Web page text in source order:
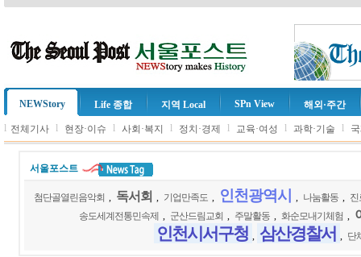
NEWStory Life 종합 지역 Local SPn View 해외·주간
l 전체기사 l 현장·이슈 l 사회·복지 l 정치·경제 l 교육·여성 l 과학·기술 l
서울포스트
첨단골열린음악회 독서회 기업만족도 인천광역시 나눔활동
진
송도세계전통민속제
군산드림교회 주말활동 화순모내기체험
인천시서구청 삼산경찰서 단